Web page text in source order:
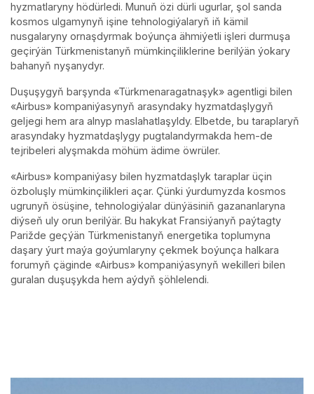
hyzmatlaryny hödürledi. Munuň özi dürli ugurlar, şol sanda
kosmos ulgamynyň işine tehnologiýalaryň iň kämil
nusgalaryny ornaşdyrmak boýunça ähmiýetli işleri durmuşa
geçirýän Türkmenistanyň mümkinçiliklerine berilýän ýokary
bahanyň nyşanydyr.
Duşuşygyň barşynda «Türkmenaragatnaşyk» agentligi bilen
«Airbus» kompaniýasynyň arasyndaky hyzmatdaşlygyň
geljegi hem ara alnyp maslahatlaşyldy. Elbetde, bu taraplaryň
arasyndaky hyzmatdaşlygy pugtalandyrmakda hem-de
tejribeleri alyşmakda möhüm ädime öwrüler.
«Airbus» kompaniýasy bilen hyzmatdaşlyk taraplar üçin
özboluşly mümkinçilikleri açar. Çünki ýurdumyzda kosmos
ugrunyň ösüşine, tehnologiýalar dünýäsiniň gazananlaryna
diýseň uly orun berilýär. Bu hakykat Fransiýanyň paýtagty
Parižde geçýän Türkmenistanyň energetika toplumyna
daşary ýurt maýa goýumlaryny çekmek boýunça halkara
forumyň çäginde «Airbus» kompaniýasynyň wekilleri bilen
guralan duşuşykda hem aýdyň şöhlelendi.